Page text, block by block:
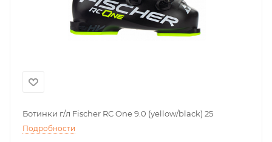
Ботинки г/л Fischer RC One 9.0 (yellow/black) 25
Подробности